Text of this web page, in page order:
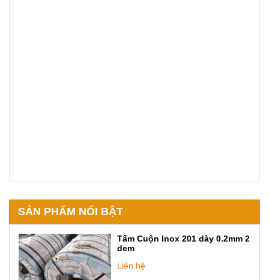
SẢN PHẨM NỔI BẬT
Tấm Cuộn Inox 201 dày 0.2mm 2
dem
Liên hệ